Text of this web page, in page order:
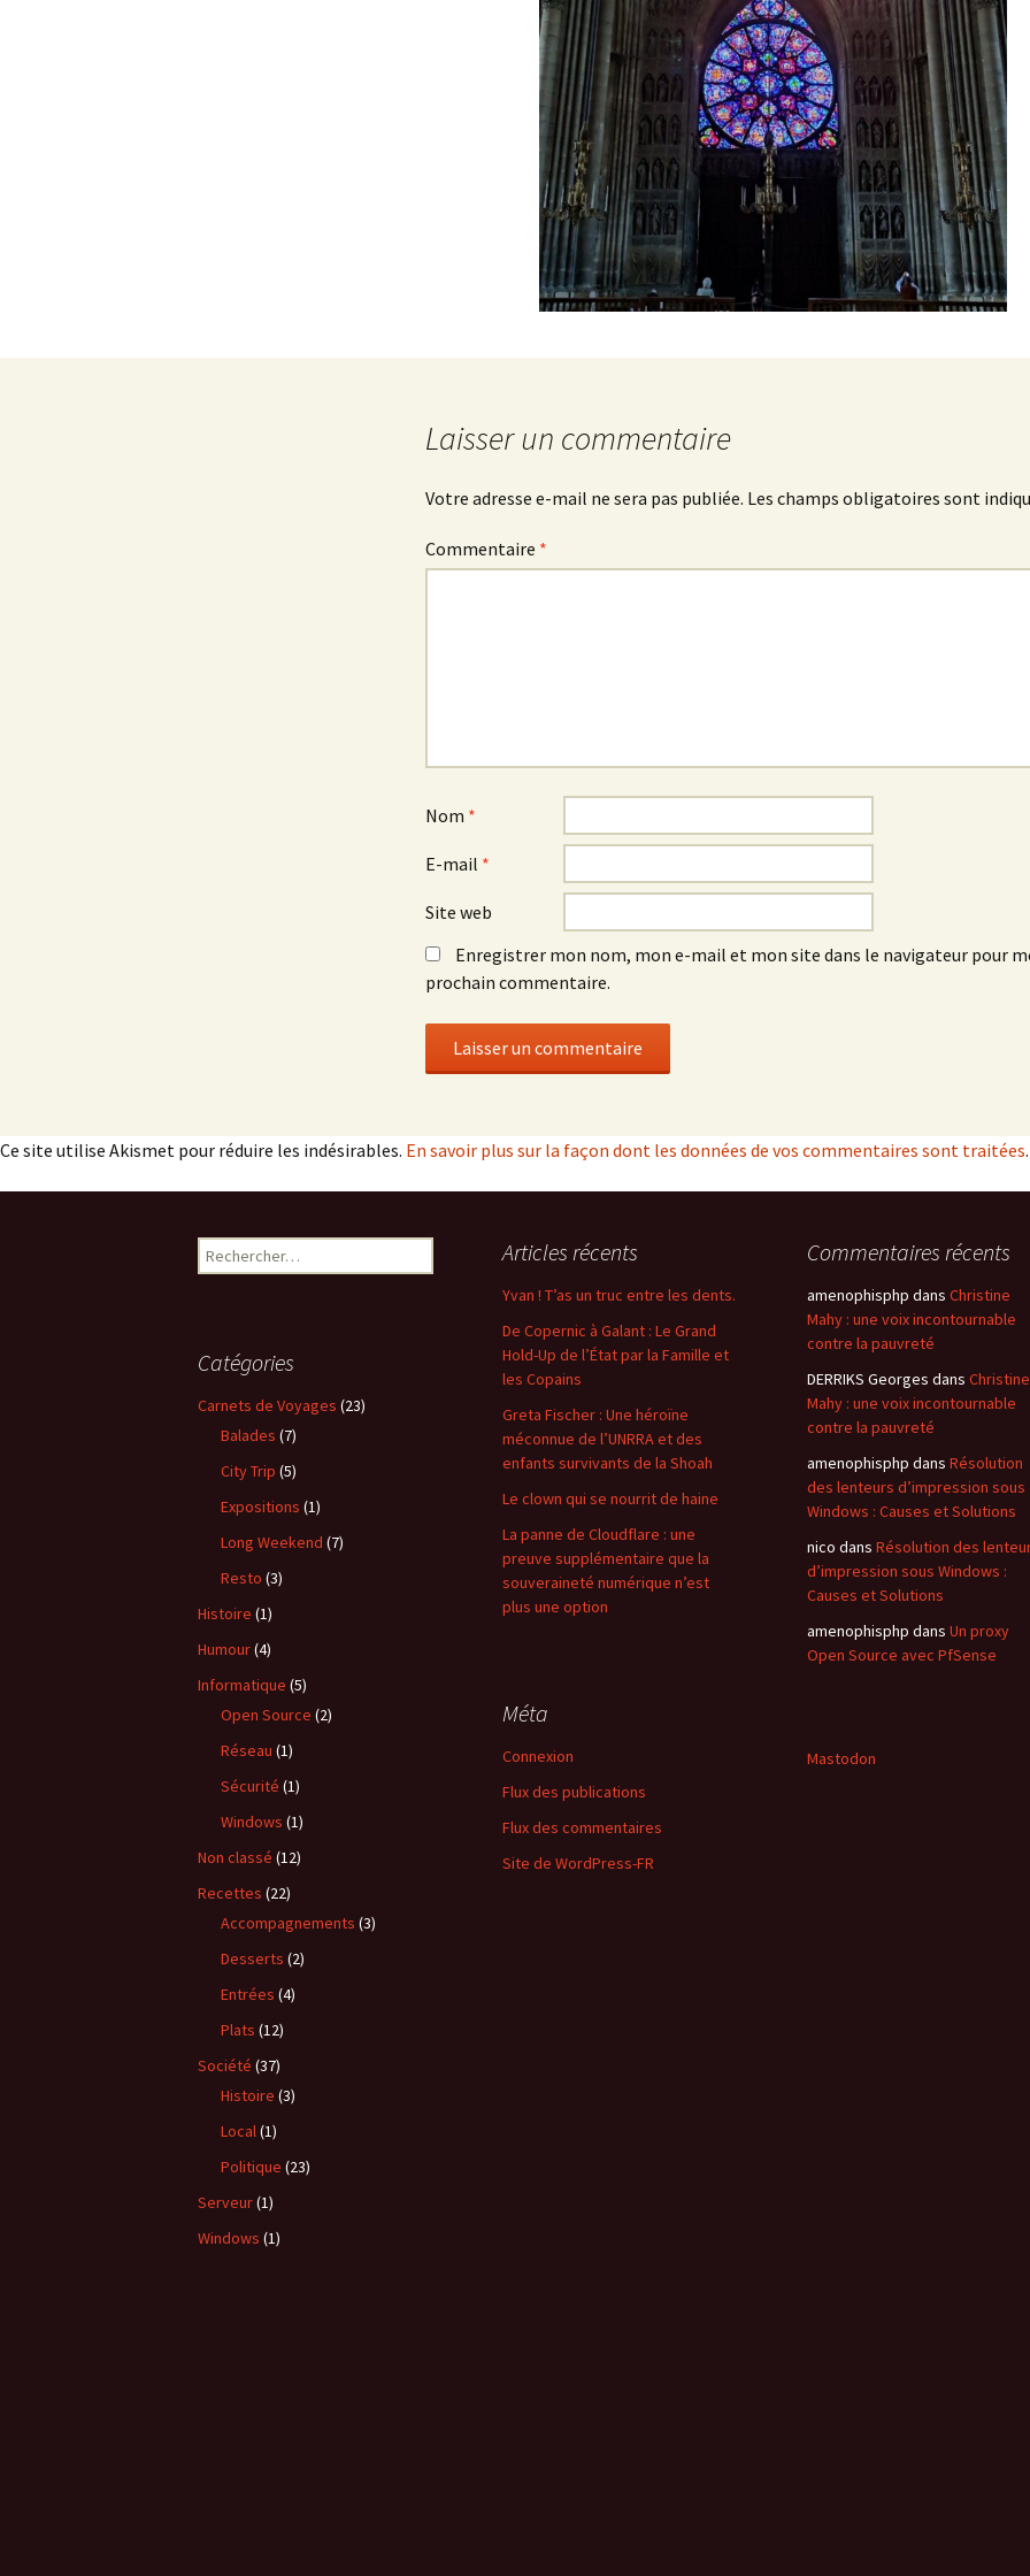
Laisser un commentaire
Votre adresse e-mail ne sera pas publiée. Les champs obligatoires sont
Commentaire *
Nom *
E-mail *
Site web
Enregistrer mon nom, mon e-mail et mon site dans le navigateur pour
prochain commentaire.
Ce site utilise Akismet pour réduire les indésirables. En savoir plus sur la façon dont les données de vos commentaires sont traitées.
Rechercher : Articles récents
Yvan ! T’as un truc entre les dents.
De Copernic à Galant : Le Grand
Hold-Up de l’État par la Famille et
les Copains
Greta Fischer : Une héroïne
méconnue de l’UNRRA et des
enfants survivants de la Shoah
Le clown qui se nourrit de haine
La panne de Cloudflare : une
preuve supplémentaire que la
souveraineté numérique n’est
plus une option
Commentaires récents
amenophisphp dans Christine
Mahy : une voix incontournable
contre la pauvreté
DERRIKS Georges dans Christine
Mahy : une voix incontournable
contre la pauvreté
amenophisphp dans Résolution
des lenteurs d’impression sous
Windows : Causes et Solutions
nico dans Résolution des
d’impression sous Windows :
Causes et Solutions
amenophisphp dans Un proxy
Open Source avec PfSense
Catégories
Carnets de Voyages (23)
Balades (7)
City Trip (5)
Expositions (1)
Long Weekend (7)
Resto (3)
Histoire (1)
Humour(4)
Informatique (5)
Open Source (2)
Réseau (1)
Sécurité (1)
Windows (1)
Non classé (12)
Recettes (22)
Accompagnements (3)
Desserts (2)
Entrées (4)
Plats (12)
Société (37)
Histoire (3)
Local (1)
Politique (23)
Serveur(1)
Windows (1)
Méta
Connexion
Flux des publications
Flux des commentaires
Site de WordPress-FR
Mastodon